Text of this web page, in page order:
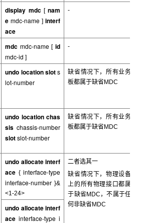
display mdc [ nam
e mdc-name ] interf
ace
-
mdc mdc-name[id
mdc-id ]
-
undo location slots
lot-number
缺省情况下，所有业务
板都属于缺省MDC
undo location chas
sis chassis-number
slotslot-number
缺省情况下，所有业务
板都属于缺省MDC
undo allocate interf
ace { interface-type
interface-number }&
<1-24>
二者选其一
缺省情况下，物理设备
上的所有物理接口都属
于缺省MDC，不属于任
何非缺省MDC
undo allocate interf
ace interface-type i